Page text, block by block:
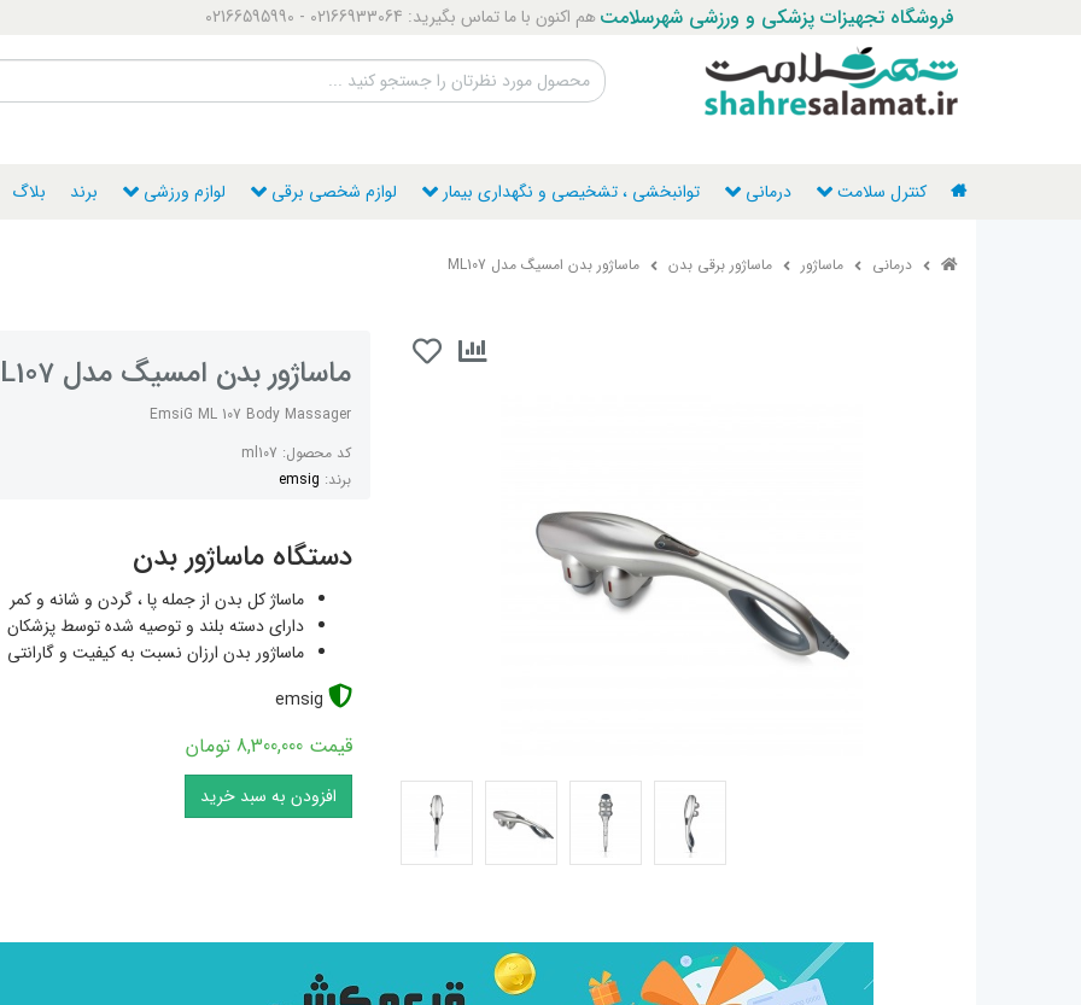
فروشگاه تجهیزات پزشکی و ورزشی شهرسلامت هم اکنون با ما تماس بگیرید: 02166933064 - 02166595990
کنترل سلامت درمانی توانبخشی ، تشخیصی و نگهداری بیمار لوازم شخصی برقی لوازم ورزشی برند بلاگ
درمانی ماساژور ماساژور برقی بدن ماساژور بدن امسیگ مدل ML107
ماساژور بدن امسیگ مدل ML107
EmsiG ML 107 Body Massager
کد محصول: ml107
برند: emsig
دستگاه ماساژور بدن
ماساژ کل بدن از جمله پا ، گردن و شانه و کمر
دارای دسته بلند و توصیه شده توسط پزشکان
ماساژور بدن ارزان نسبت به کیفیت و گارانتی
قیمت 8,300,000 تومان